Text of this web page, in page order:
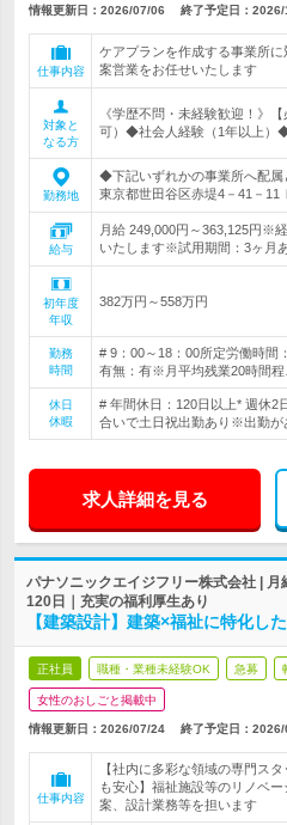
情報更新日：2026/07/06 終了予定日： 2026/
仕事内容
ケアプランを作成する事業所
案営業をお任せいたします
対象と
なる方
《学歴不問・未経験歓迎！》
可）◆社会人経験（1年以上）
勤務地
◆下記いずれかの事業所へ配属
東京都世田谷区赤堤4－41－11
給与
月給 249,000円～363,125円※
いたします※試用期間：3ヶ月
初年度
年収
382万円～558万円
勤務
時間
# 9：00～18：00所定労働時間
有無：有※月平均残業20時間程
休日
休暇
# 年間休日：120日以上* 週休
合いで土日祝出勤あり※出勤が
求人詳細を見る
パナソニックエイジフリー株式会社 |
120日｜充実の福利厚生あり
【建築設計】建築×福祉に特化し
正社員 職種・業種未経験OK 急募
女性のおしごと掲載中
情報更新日：2026/07/24 終了予定日： 2026/
仕事内容
【社内に多彩な領域の専門ス
も安心】福祉施設等のリノベ
案、設計業務等を担います